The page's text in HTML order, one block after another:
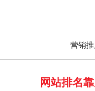
营销
网站排名